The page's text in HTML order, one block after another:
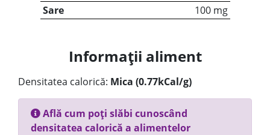
Sare
100 mg
Informații aliment
Densitatea calorică: Mica (0.77kCal/g)
Află cum poți slăbi cunoscând
densitatea calorică a alimentelor